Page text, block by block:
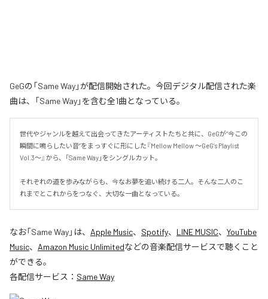
GeGの「Same Way」が配信開始された。今回デジタル配信された楽
曲は、「Same Way」を含む全1曲となっている。
世代やジャンルを越えて出会ってきたアーティストたちと共に、GeGが“今この
瞬間に鳴らしたい音”をまっすぐに形にした『Mellow Mellow ～GeG’s Playlist
Vol.3～』から、「Same Way」をシングルカット。
それぞれの道を歩みながらも、今なお夢を追い続ける二人。そんな二人のこ
れまでとこれからをつなぐ、大切な一曲となっている。
なお「Same Way」は、 Apple Music、 Spotify、 LINE MUSIC、 YouTube
Music、 Amazon Music Unlimitedなどの音楽配信サービスで聴くこと
ができる。
各配信サービス： Same Way